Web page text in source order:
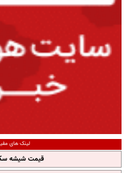
لینک های
قیمت شیشه